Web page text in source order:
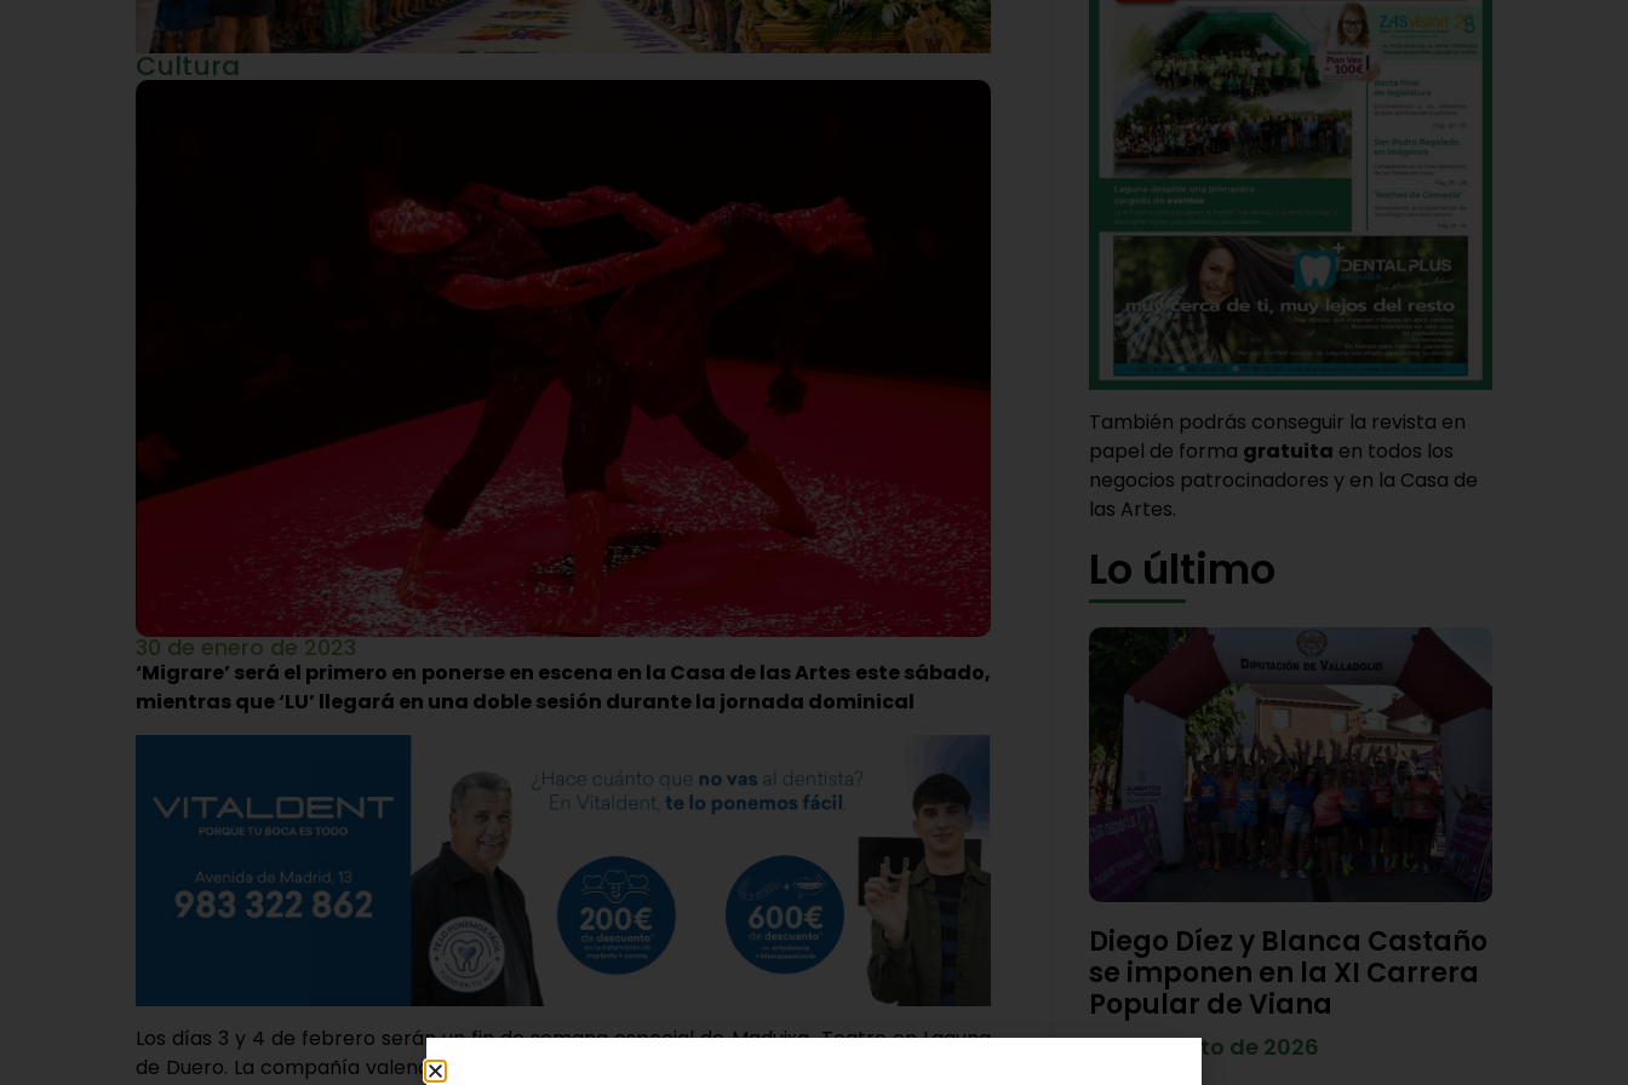
Cultura
30 de enero de 2023
‘Migrare’ será el primero en ponerse en escena en la Casa de las Artes este sábado,
mientras que ‘LU’ llegará en una doble sesión durante la jornada dominical
Los días 3 y 4 de febrero serán un fin de semana especial de Maduixa Teatre en Laguna
de Duero. La compañía valenciana presentará en la Casa de las Artes dos espectáculos
También podrás conseguir la revista en
papel de forma gratuita en todos los
negocios patrocinadores y en la Casa de
las Artes.
Lo último
Diego Díez y Blanca Castaño
se imponen en la XI Carrera
Popular de Viana
4 de agosto de 2026